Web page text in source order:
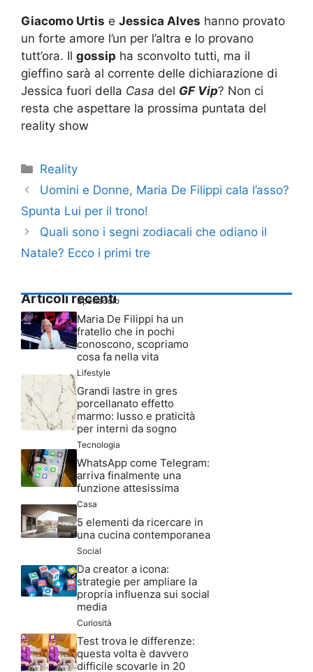
Giacomo Urtis e Jessica Alves hanno provato
un forte amore l’un per l’altra e lo provano
tutt’ora. Il gossip ha sconvolto tutti, ma il
gieffino sarà al corrente delle dichiarazione di
Jessica fuori della Casa del GF Vip? Non ci
resta che aspettare la prossima puntata del
reality show
Categorie
Reality
Uomini e Donne, Maria De Filippi cala l’asso?
Spunta Lui per il trono!
Quali sono i segni zodiacali che odiano il
Natale? Ecco i primi tre
Articoli recenti
Spettacolo
Maria De Filippi ha un
fratello che in pochi
conoscono, scopriamo
cosa fa nella vita
Lifestyle
Grandi lastre in gres
porcellanato effetto
marmo: lusso e praticità
per interni da sogno
Tecnologia
WhatsApp come Telegram:
arriva finalmente una
funzione attesissima
Casa
5 elementi da ricercare in
una cucina contemporanea
Social
Da creator a icona:
strategie per ampliare la
propria influenza sui social
media
Curiosità
Test trova le differenze:
questa volta è davvero
difficile scovarle in 20